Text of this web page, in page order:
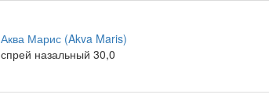
Аква Марис (Akva Maris)
спрей назальный 30,0